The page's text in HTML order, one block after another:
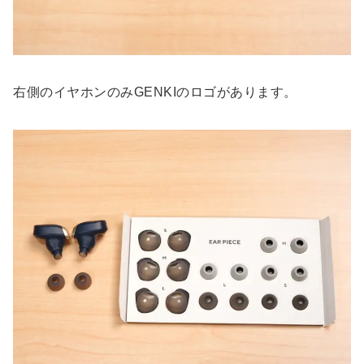
右側のイヤホンのみGENKIのロゴがあります。